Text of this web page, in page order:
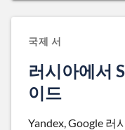
국제 서
러시아에서
이드
Yandex, Google 러